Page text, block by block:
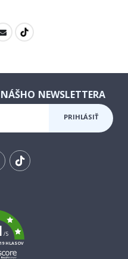
NEWSLETTERA
PRIHLÁSIŤ
/5
HLASOV